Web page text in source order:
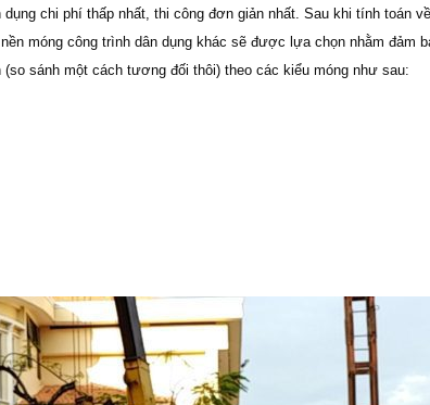
chi phí thấp nhất, thi công đơn giản nhất. Sau khi tính toán
móng công trình dân dụng khác sẽ được lựa chọn nhằm đảm
(so sánh một cách tương đối thôi) theo các kiểu móng như sau: